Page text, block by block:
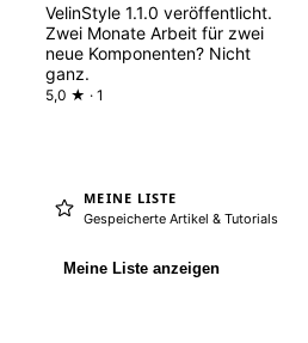
VelinStyle 1.1.0 veröffentlicht.
Zwei Monate Arbeit für zwei
neue Komponenten? Nicht
ganz.
5,0 ★ · 1
MEINE LISTE
Gespeicherte Artikel & Tutorials
Meine Liste anzeigen